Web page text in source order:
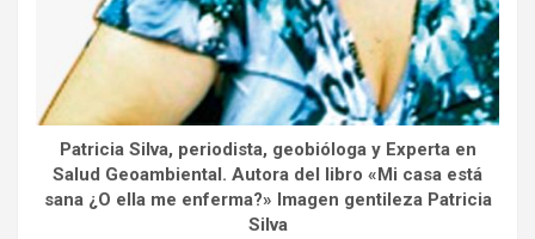
Patricia Silva, periodista, geobióloga y Experta en
Salud Geoambiental. Autora del libro «Mi casa está
sana ¿O ella me enferma?» Imagen gentileza Patricia
Silva